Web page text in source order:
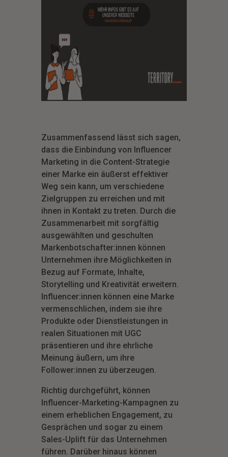
Zusammenfassend lässt sich sagen,
dass die Einbindung von Influencer
Marketing in die Content-Strategie
einer Marke ein äußerst effektiver
Weg sein kann, um verschiedene
Zielgruppen zu erreichen und mit
ihnen in Kontakt zu treten. Durch die
Zusammenarbeit mit sorgfältig
ausgewählten und geschulten
Markenbotschafter:innen können
Unternehmen ihre Möglichkeiten in
Bezug auf Formate, Inhalte,
Storytelling und Kreativität erweitern.
Influencer:innen können eine Marke
vermenschlichen, indem sie ihre
Produkte oder Dienstleistungen in
realen Situationen mit UGC
präsentieren und ihre ehrliche
Meinung äußern, um ihre
Follower:innen zu überzeugen.
Richtig durchgeführt, können
Influencer-Marketing-Kampagnen zu
einem erheblichen Engagement, zu
Gesprächen und sogar zu einem
Sales-Uplift für das Unternehmen
führen. Darüber hinaus können